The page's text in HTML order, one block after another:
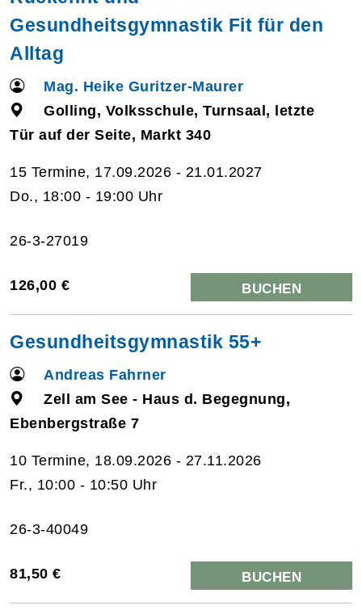
Gesundheitsgymnastik Fit für den
Alltag
Mag. Heike Guritzer-Maurer
Golling, Volksschule, Turnsaal, letzte
Tür auf der Seite, Markt 340
15 Termine, 17.09.2026 - 21.01.2027
Do., 18:00 - 19:00 Uhr
26-3-27019
126,00 € BUCHEN
Gesundheitsgymnastik 55+
Andreas Fahrner
Zell am See - Haus d. Begegnung,
Ebenbergstraße 7
10 Termine, 18.09.2026 - 27.11.2026
Fr., 10:00 - 10:50 Uhr
26-3-40049
81,50 € BUCHEN